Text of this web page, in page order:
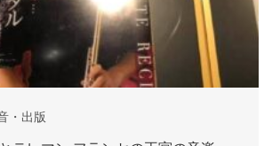
・出版